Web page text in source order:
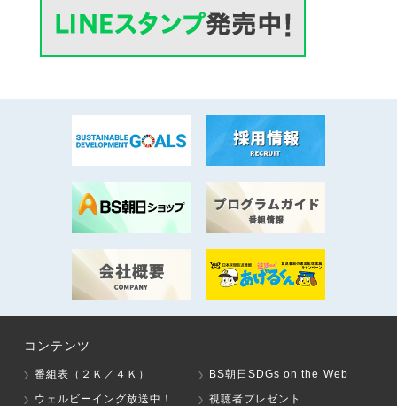
コンテンツ
番組表（２Ｋ／４Ｋ）
BS朝日SDGs on the Web
ウェルビーイング放送中！
視聴者プレゼント